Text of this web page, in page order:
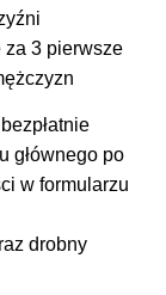
za 3 pierwsze
głównego po
w formularzu
drobny